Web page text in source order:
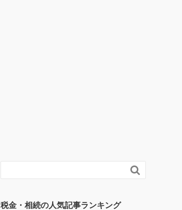

税金・相続の人気記事ランキング